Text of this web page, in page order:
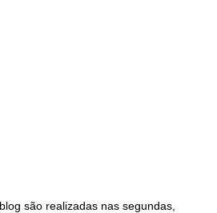
são realizadas nas segundas,